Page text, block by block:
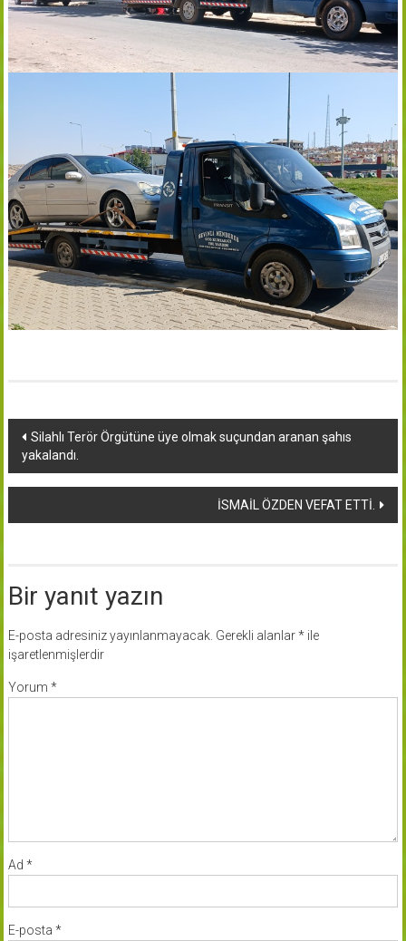
Yazı
dolaşımı
Silahlı Terör Örgütüne üye olmak suçundan aranan şahıs
yakalandı.
İSMAİL ÖZDEN VEFAT ETTİ.
Bir yanıt yazın
E-posta adresiniz yayınlanmayacak. Gerekli alanlar*ile
işaretlenmişlerdir
Yorum *
Ad *
E-posta *